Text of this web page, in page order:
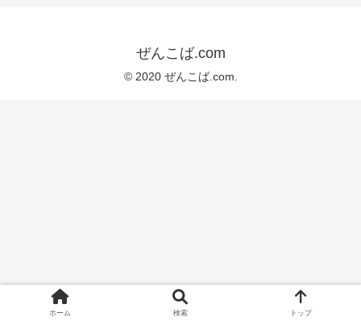
ぜんこば.com
© 2020 ぜんこば.com.
ホーム 検索 トップ